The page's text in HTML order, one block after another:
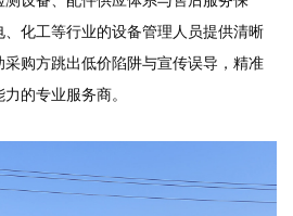
化工等行业的设备管理人员提供清晰
购方跳出低价陷阱与宣传误导，精准
的专业服务商。